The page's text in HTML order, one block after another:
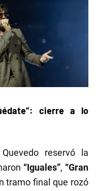
cierre a lo
reservó la
“Iguales”, “Gran
tramo final que rozó